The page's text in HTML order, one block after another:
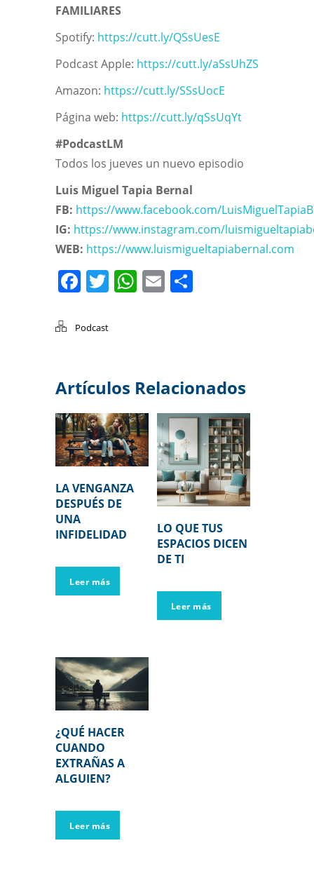
FAMILIARES
Spotify: https://cutt.ly/QSsUesE
Podcast Apple: https://cutt.ly/aSsUhZS
Amazon: https://cutt.ly/SSsUocE
Página web: https://cutt.ly/qSsUqYt
#PodcastLM
Todos los jueves un nuevo episodio
Luis Miguel Tapia Bernal
FB: https://www.facebook.com/
IG: https://www.instagram.com/
WEB: https://www.luismigueltapiabernal.com
Facebook
Twitter
WhatsApp
Email
Podcast
Artículos Relacionados
LA VENGANZA
DESPUÉS DE
UNA
INFIDELIDAD
Leer más
LO QUE TUS
ESPACIOS DICEN
DE TI
Leer más
¿QUÉ HACER
CUANDO
EXTRAÑAS A
ALGUIEN?
Leer más